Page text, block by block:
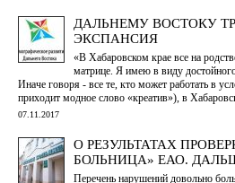
ДАЛЬНЕМУ ВОСТОКУ
ЭКСПАНСИЯ
«В Хабаровском крае все на
матрице. Я имею в виду
Иначе говоря - все те, кто может работать в
приходит модное слово «креатив»), в
07.11.2017
О РЕЗУЛЬТАТАХ
БОЛЬНИЦА» ЕАО.
Перечень нарушений довольно